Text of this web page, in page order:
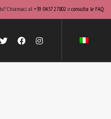
Chiamaci al +39 0437 27802 o consulta le FAQ